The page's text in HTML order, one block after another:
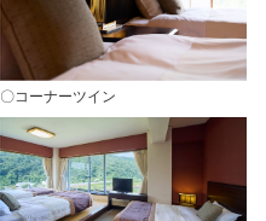
〇コーナーツイン